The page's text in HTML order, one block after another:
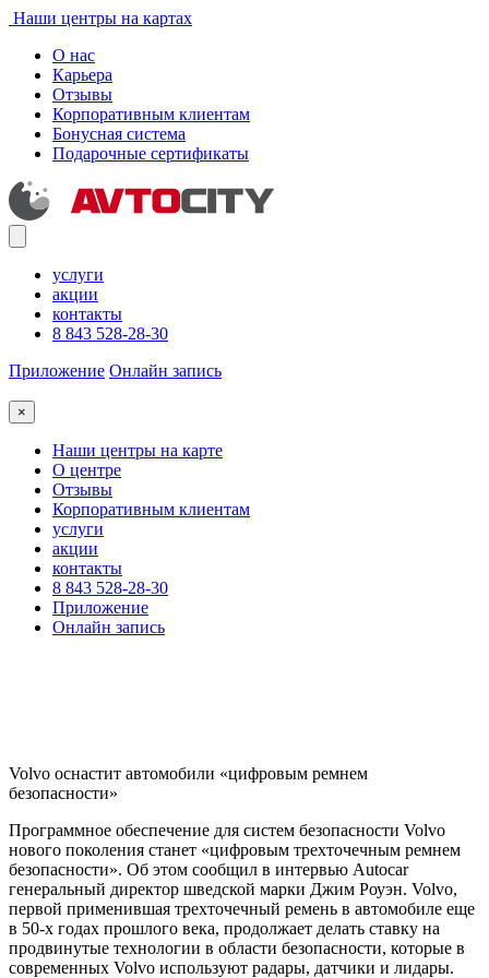
Наши центры на картах
О нас
Карьера
Отзывы
Корпоративным клиентам
Бонусная система
Подарочные сертификаты
услуги
акции
контакты
8 843 528-28-30
Приложение Онлайн запись
×
Наши центры на карте
О центре
Отзывы
Корпоративным клиентам
услуги
акции
контакты
8 843 528-28-30
Приложение
Онлайн запись
Volvo оснастит автомобили «цифровым ремнем
безопасности»
Программное обеспечение для систем безопасности Volvo
нового поколения станет «цифровым трехточечным ремнем
безопасности». Об этом сообщил в интервью Autocar
генеральный директор шведской марки Джим Роуэн. Volvo,
первой применившая трехточечный ремень в автомобиле еще
в 50-х годах прошлого века, продолжает делать ставку на
продвинутые технологии в области безопасности, которые в
современных Volvo используют радары, датчики и лидары.